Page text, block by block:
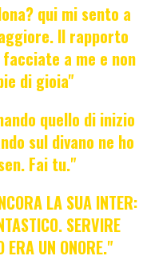
qui mi sento a
Il rapporto
a me e non
di gioia"
quello di inizio
sul divano ne ho
Fai tu."
LA SUA INTER:
SERVIRE
ERA UN ONORE."